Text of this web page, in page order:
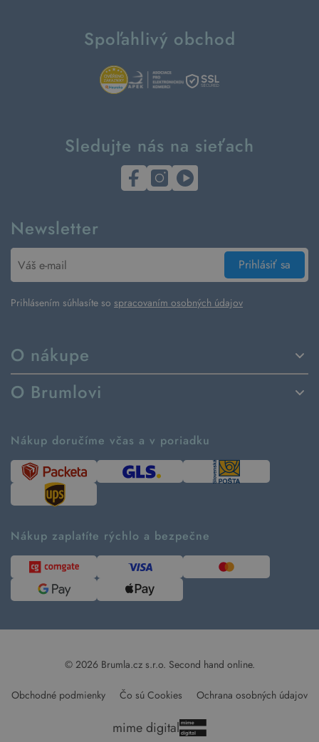
O nákupe
Spôsoby dodania a platby
Vrátenie tovaru a reklamácia
Návod ako nakupovať
Tabuľka veľkostí
Predávané značky
Kontakt
O Brumlovi
Ako tvoríme second hand
Časté otázky
Kde pomáhame
Udržateľnosť
Blog
Pre médiá
Spoľahlivý obchod
Sledujte nás na sieťach
Newsletter
Prihlásiť sa
Prihlásením súhlasíte so spracovaním osobných údajov
Nákup doručíme včas a v poriadku
Nákup zaplatíte rýchlo a bezpečne
© 2026 Brumla.cz s.r.o. Second hand online.
Obchodné podmienky Čo sú Cookies Ochrana osobných údajov
mime digital